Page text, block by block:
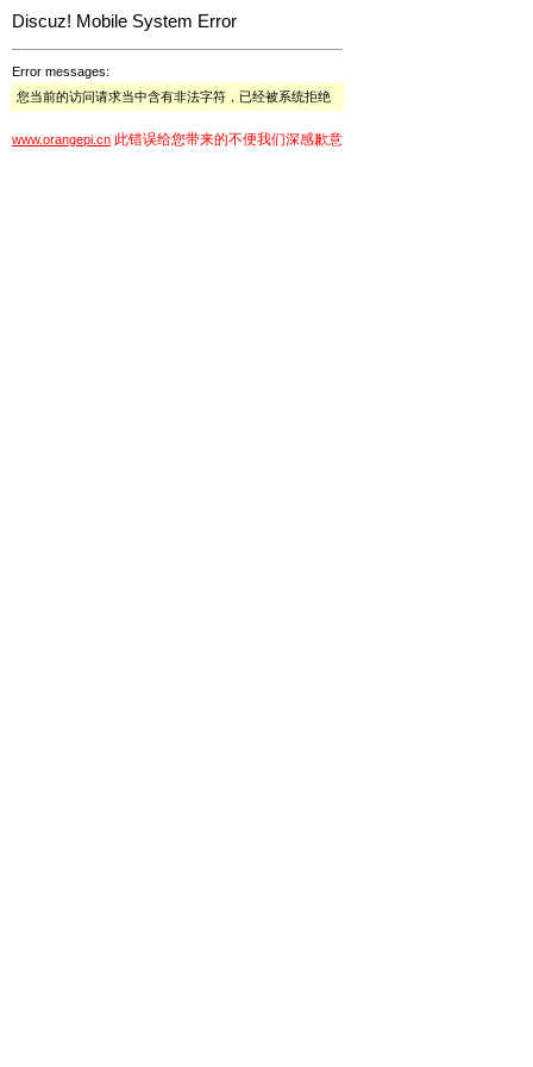
Discuz! Mobile System Error
Error messages:
您当前的访问请求当中含有非法字符，已经被系统拒绝
www.orangepi.cn 此错误给您带来的不便我们深感歉意